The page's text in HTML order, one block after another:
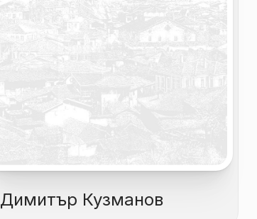
Димитър Кузманов